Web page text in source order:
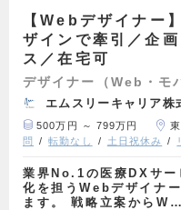
【Webデザイナー
ザインで牽引／企
ス／在宅可
デザイナー（Web・モ
エムスリーキャリア株
500万円 ～ 799万円
問
転勤なし 土日祝休み
業界No.1の医療DXサー
化を担うWebデザイナ
ます。 戦略立案からW…